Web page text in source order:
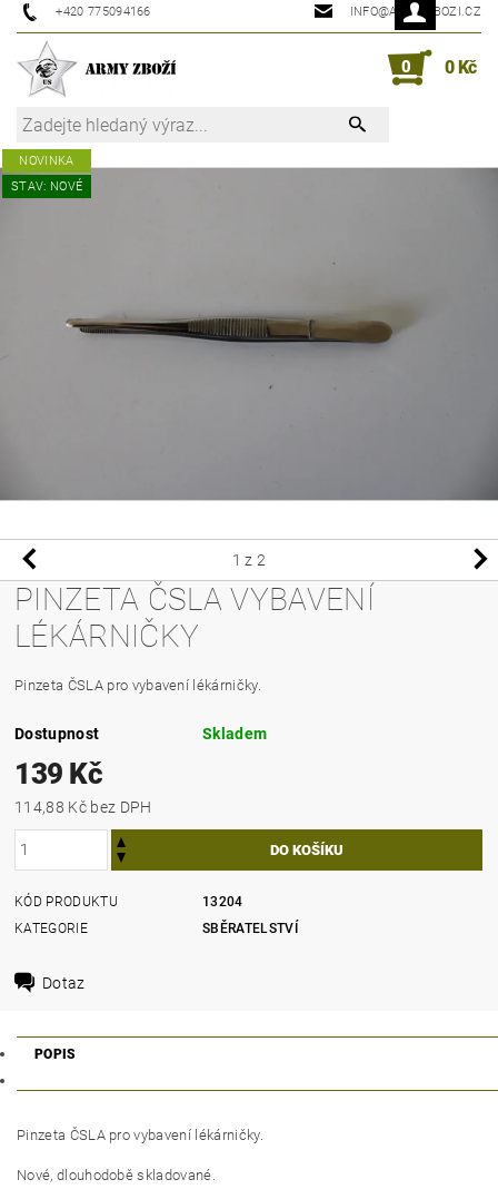
+420 775094166 INFO@ARMYZBOZI.CZ
0 0 Kč
NOVINKA
STAV: NOVÉ
1 z 2
PINZETA ČSLA VYBAVENÍ
LÉKÁRNIČKY
Pinzeta ČSLA pro vybavení lékárničky.
Dostupnost Skladem
139 Kč
114,88 Kč bez DPH
KÓD PRODUKTU
13204
KATEGORIE
SBĚRATELSTVÍ
Dotaz
POPIS
Pinzeta ČSLA pro vybavení lékárničky.
Nové, dlouhodobě skladované.